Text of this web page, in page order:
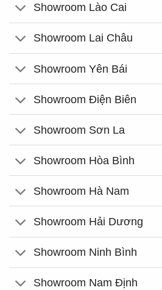
Showroom Lào Cai
Showroom Lai Châu
Showroom Yên Bái
Showroom Điện Biên
Showroom Sơn La
Showroom Hòa Bình
Showroom Hà Nam
Showroom Hải Dương
Showroom Ninh Bình
Showroom Nam Định